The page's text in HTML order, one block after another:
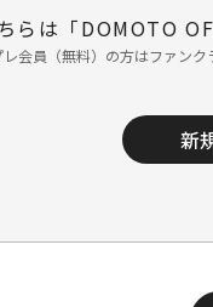
らは「DOMOTO
レ会員（無料）の方はファンク
新